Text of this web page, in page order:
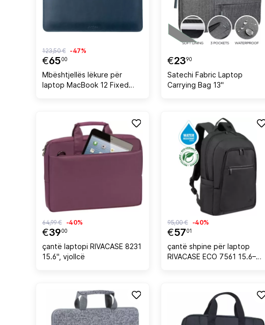
€6500
123,50 € -47%
Mbështjellës lëkure për
laptop MacBook 12 Fixed
€2390
Satechi Fabric Laptop
Carrying Bag 13"
€3900
64,99 € -40%
çantë laptopi RIVACASE 8231
15.6", vjollcë
€5701
95,00 € -40%
çantë shpine për laptop
RIVACASE ECO 7561 15.6–